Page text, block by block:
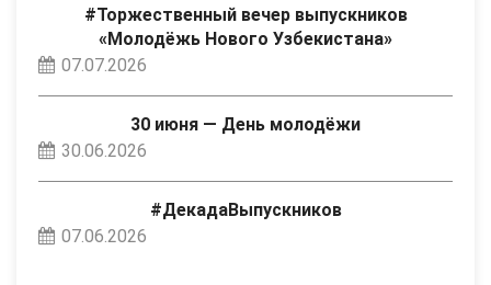
#Торжественный вечер выпускников
«Молодёжь Нового Узбекистана»
07.07.2026
30 июня — День молодёжи
30.06.2026
#ДекадаВыпускников
07.06.2026